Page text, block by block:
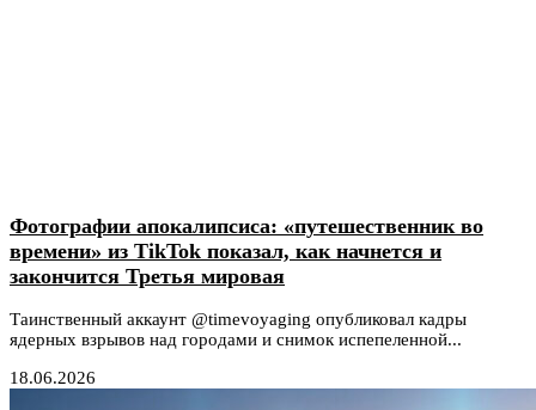
Фотографии апокалипсиса: «путешественник во
времени» из TikTok показал, как начнется и
закончится Третья мировая
Таинственный аккаунт @timevoyaging опубликовал кадры
ядерных взрывов над городами и снимок испепеленной...
18.06.2026